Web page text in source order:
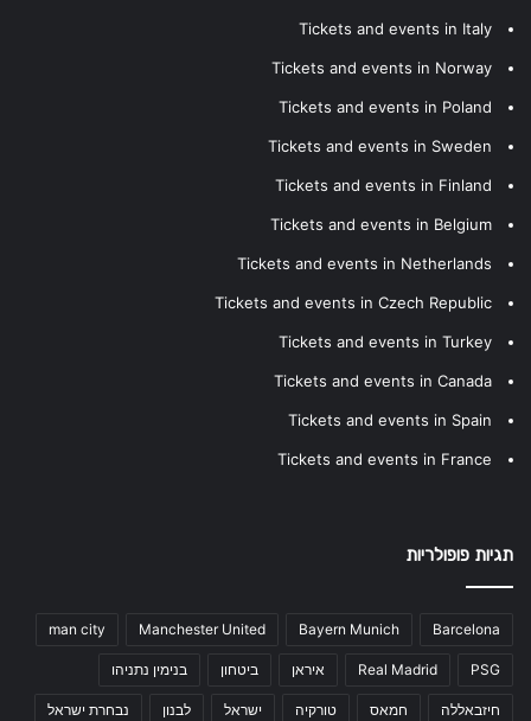
Tickets and events in Italy
Tickets and events in Norway
Tickets and events in Poland
Tickets and events in Sweden
Tickets and events in Finland
Tickets and events in Belgium
Tickets and events in Netherlands
Tickets and events in Czech Republic
Tickets and events in Turkey
Tickets and events in Canada
Tickets and events in Spain
Tickets and events in France
תגיות פופולריות
Barcelona
Bayern Munich
Manchester United
man city
PSG
Real Madrid איראן ביטחון בנימין נתניהו
חיזבאללה חמאס טורקיה ישראל לבנון נבחרת ישראל